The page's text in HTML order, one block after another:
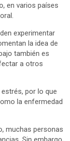
en varios países
experimentar
la idea de
también es
a otros
por lo que
la enfermedad
muchas personas